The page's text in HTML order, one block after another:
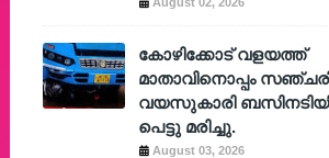
കോഴിക്കോട് വളയത്ത്
മാതാവിനൊപ്പം
വയസുകാരി
പെട്ടു മരിച്ചു.
August 03, 2026